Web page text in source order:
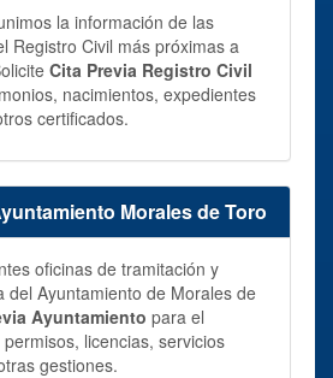
la información de las
Registro Civil más próximas a
Cita Previa Registro Civil
nacimientos, expedientes
certificados.
Morales de Toro
oficinas de tramitación y
del Ayuntamiento de Morales de
Ayuntamiento para el
licencias, servicios
gestiones.